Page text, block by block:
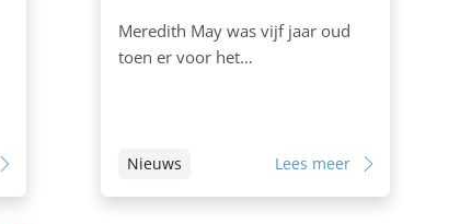
Meredith May was vijf jaar oud
toen er voor het…
Nieuws Lees meer